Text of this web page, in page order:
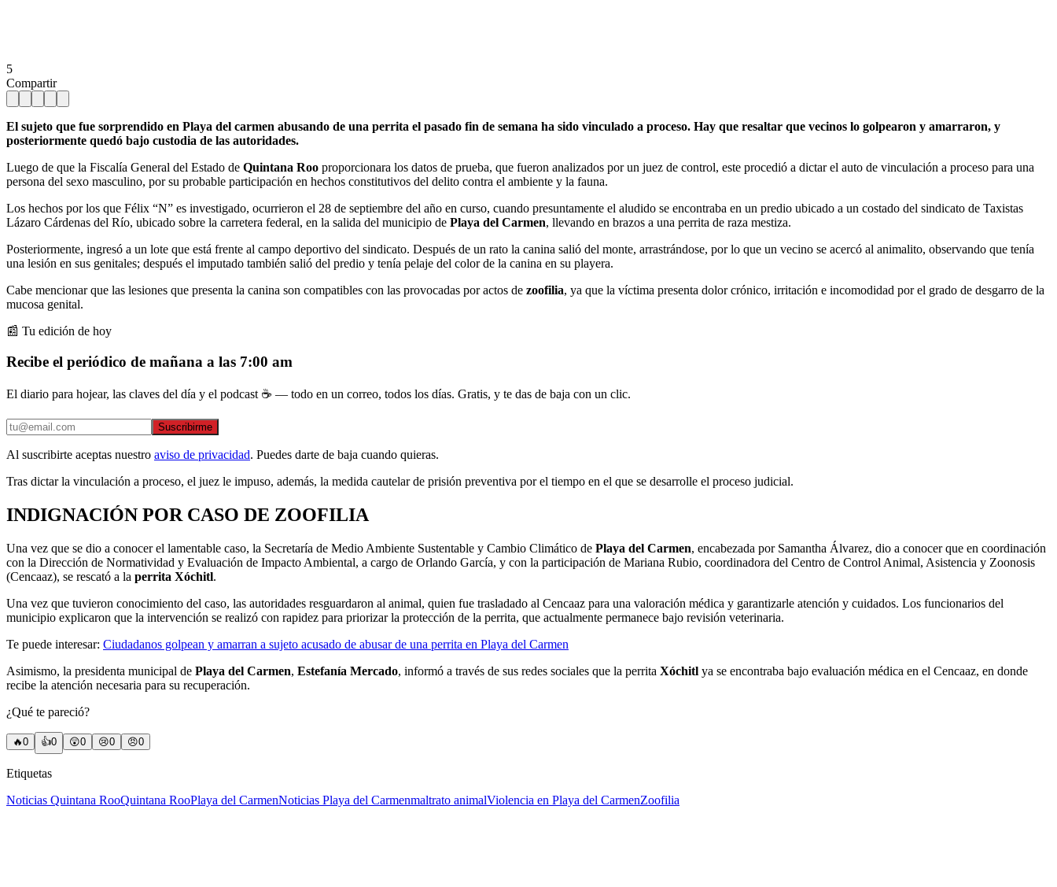
5
Compartir
El sujeto que fue sorprendido en Playa del carmen abusando de una perrita el pasado fin de semana ha sido vinculado a proceso. Hay que resaltar que vecinos lo golpearon y amarraron, y
posteriormente quedó bajo custodia de las autoridades.
Luego de que la Fiscalía General del Estado de Quintana Roo proporcionara los datos de prueba, que fueron analizados por un juez de control, este procedió a dictar el auto de vinculación a proceso para una
persona del sexo masculino, por su probable participación en hechos constitutivos del delito contra el ambiente y la fauna.
Los hechos por los que Félix “N” es investigado, ocurrieron el 28 de septiembre del año en curso, cuando presuntamente el aludido se encontraba en un predio ubicado a un costado del sindicato de Taxistas
Lázaro Cárdenas del Río, ubicado sobre la carretera federal, en la salida del municipio de Playa del Carmen, llevando en brazos a una perrita de raza mestiza.
Posteriormente, ingresó a un lote que está frente al campo deportivo del sindicato. Después de un rato la canina salió del monte, arrastrándose, por lo que un vecino se acercó al animalito, observando que tenía
una lesión en sus genitales; después el imputado también salió del predio y tenía pelaje del color de la canina en su playera.
Cabe mencionar que las lesiones que presenta la canina son compatibles con las provocadas por actos de zoofilia, ya que la víctima presenta dolor crónico, irritación e incomodidad por el grado de desgarro de la
mucosa genital.
📰 Tu edición de hoy
Recibe el periódico de mañana a las 7:00 am
El diario para hojear, las claves del día y el podcast ☕ — todo en un correo, todos los días. Gratis, y te das de baja con un clic.
Suscribirme
Al suscribirte aceptas nuestro aviso de privacidad. Puedes darte de baja cuando quieras.
Tras dictar la vinculación a proceso, el juez le impuso, además, la medida cautelar de prisión preventiva por el tiempo en el que se desarrolle el proceso judicial.
INDIGNACIÓN POR CASO DE ZOOFILIA
Una vez que se dio a conocer el lamentable caso, la Secretaría de Medio Ambiente Sustentable y Cambio Climático de Playa del Carmen, encabezada por Samantha Álvarez, dio a conocer que en coordinación
con la Dirección de Normatividad y Evaluación de Impacto Ambiental, a cargo de Orlando García, y con la participación de Mariana Rubio, coordinadora del Centro de Control Animal, Asistencia y Zoonosis
(Cencaaz), se rescató a la perrita Xóchitl.
Una vez que tuvieron conocimiento del caso, las autoridades resguardaron al animal, quien fue trasladado al Cencaaz para una valoración médica y garantizarle atención y cuidados. Los funcionarios del
municipio explicaron que la intervención se realizó con rapidez para priorizar la protección de la perrita, que actualmente permanece bajo revisión veterinaria.
Te puede interesar: Ciudadanos golpean y amarran a sujeto acusado de abusar de una perrita en Playa del Carmen
Asimismo, la presidenta municipal de Playa del Carmen, Estefanía Mercado, informó a través de sus redes sociales que la perrita Xóchitl ya se encontraba bajo evaluación médica en el Cencaaz, en donde
recibe la atención necesaria para su recuperación.
¿Qué te pareció?
🔥0 👍0 😲0 😢0 😠0
Etiquetas
Noticias Quintana RooQuintana RooPlaya del CarmenNoticias Playa del Carmenmaltrato animalViolencia en Playa del CarmenZoofilia